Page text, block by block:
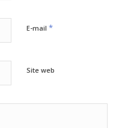
E-mail *
Site web